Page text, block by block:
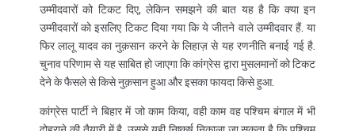
उम्मीदवारों को टिकट दिए, लेकिन समझने की बात यह है कि क्या इन
उम्मीदवारों को इसलिए टिकट दिया गया कि ये जीतने वाले उम्मीदवार हैं. या
फिर लालू यादव का नुक़सान करने के लिहाज़ से यह रणनीति बनाई गई है.
चुनाव परिणाम से यह साबित हो जाएगा कि कांग्रेस द्वारा मुसलमानों को टिकट
देने के फैसले से किसे नुक़सान हुआ और इसका फायदा किसे हुआ.
कांग्रेस पार्टी ने बिहार में जो काम किया, वही काम वह पश्चिम बंगाल में भी